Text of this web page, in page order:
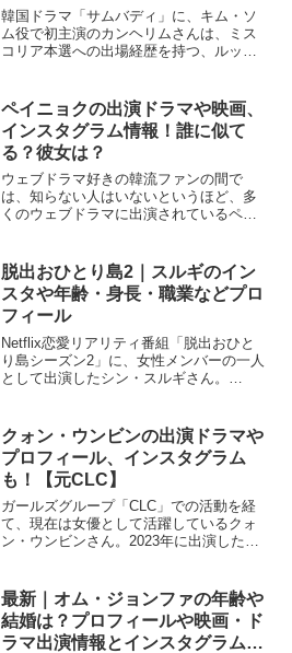
て。
韓国ドラマ「サムバディ」に、キム・ソ
ム役で初主演のカンヘリムさんは、ミス
コリア本選への出場経歴を持つ、ルック
や、出演ドラマ・映画、モデル活動につ
いて深掘りします。ゆっき...
ペイニョクの出演ドラマや映画、
インスタグラム情報！誰に似て
る？彼女は？
ウェブドラマ好きの韓流ファンの間で
は、知らない人はいないというほど、多
くのウェブドラマに出演されているペイ
キム・ヘスさん主演の時代劇「シュル
プ」では、母思いの優しい世子...
脱出おひとり島2｜スルギのイン
スタや年齢・身長・職業などプロ
フィール
Netflix恋愛リアリティ番組「脱出おひと
り島シーズン2」に、女性メンバーの一人
として出演したシン・スルギさん。
ルも気になりますね！本日はシン・スル
ギさんの年齢や身長...
クォン・ウンビンの出演ドラマや
プロフィール、インスタグラム
も！【元CLC】
ガールズグループ「CLC」での活動を経
て、現在は女優として活躍しているクォ
ン・ウンビンさん。2023年に出演したド
じ、その表現力からも今後の可能性を魅
せつけています。本日...
最新｜オム・ジョンファの年齢や
結婚は？プロフィールや映画・ド
ラマ出演情報とインスタグラム